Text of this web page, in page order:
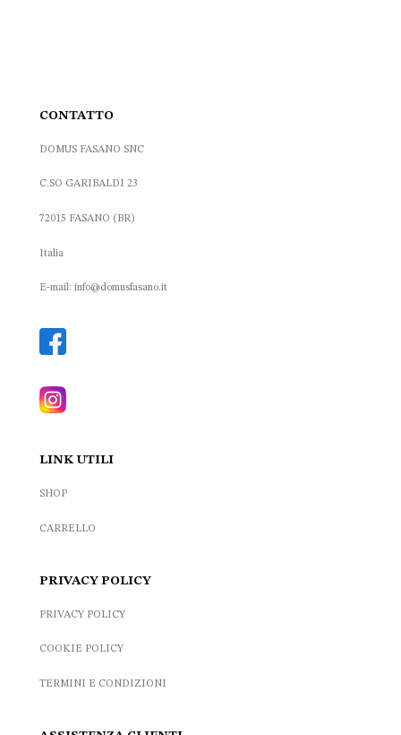
CONTATTO
DOMUS FASANO SNC
C.SO GARIBALDI 23
72015 FASANO (BR)
Italia
E-mail: info@domusfasano.it
LINK UTILI
SHOP
CARRELLO
PRIVACY POLICY
PRIVACY POLICY
COOKIE POLICY
TERMINI E CONDIZIONI